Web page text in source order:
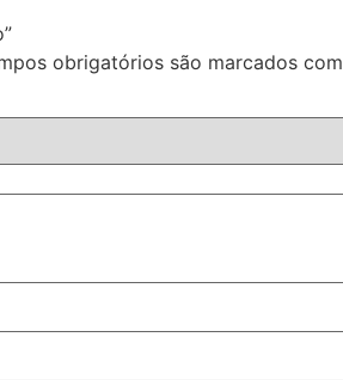
obrigatórios são marcados com